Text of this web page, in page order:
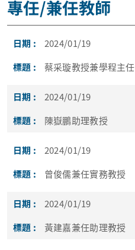
專任/兼任教師
2024/01/19
蔡采璇教授兼學程主任
2024/01/19
陳嶽鵬助理教授
2024/01/19
曾俊儒兼任實務教授
2024/01/19
黃建嘉兼任助理教授